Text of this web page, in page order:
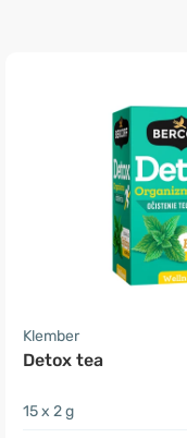
Klember
Detox tea
15 x 2 g